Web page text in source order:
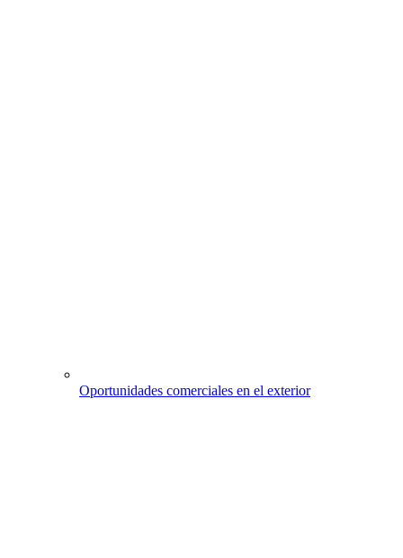
Oportunidades comerciales en el exterior